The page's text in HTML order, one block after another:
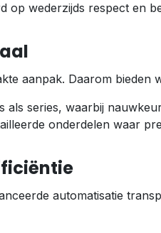
op wederzijds respect en
aanpak. Daarom bieden
series, waarbij
onderdelen waar
automatisatie